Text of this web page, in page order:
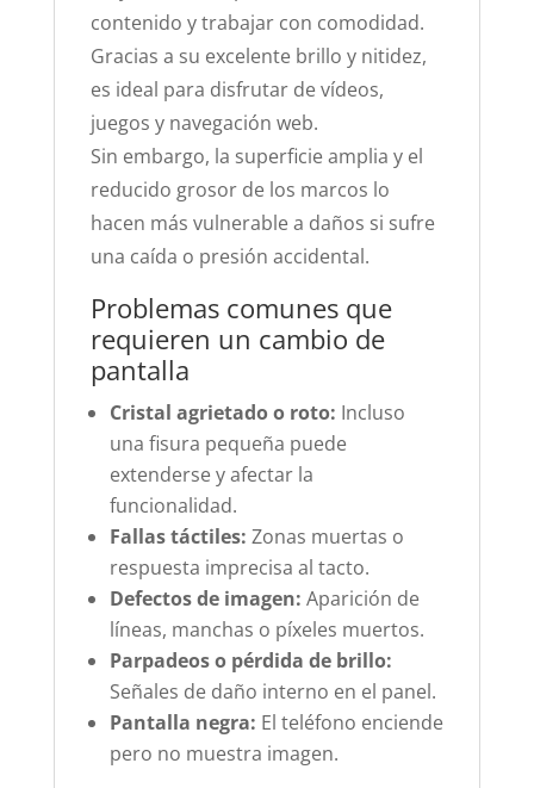
contenido y trabajar con comodidad.
Gracias a su excelente brillo y nitidez,
es ideal para disfrutar de vídeos,
juegos y navegación web.
Sin embargo, la superficie amplia y el
reducido grosor de los marcos lo
hacen más vulnerable a daños si sufre
una caída o presión accidental.
Problemas comunes que
requieren un cambio de
pantalla
Cristal agrietado o roto: Incluso
una fisura pequeña puede
extenderse y afectar la
funcionalidad.
Fallas táctiles: Zonas muertas o
respuesta imprecisa al tacto.
Defectos de imagen: Aparición de
líneas, manchas o píxeles muertos.
Parpadeos o pérdida de brillo:
Señales de daño interno en el panel.
Pantalla negra: El teléfono enciende
pero no muestra imagen.